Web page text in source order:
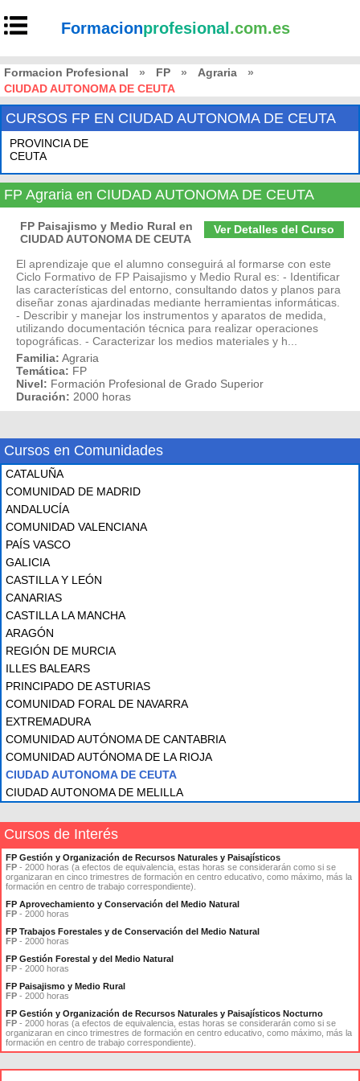
Formacionprofesional .com.es
Formacion Profesional » FP » Agraria
»
CIUDAD AUTONOMA DE CEUTA
CURSOS FP EN CIUDAD AUTONOMA DE CEUTA
PROVINCIA DE
CEUTA
FP Agraria en CIUDAD AUTONOMA DE CEUTA
Ver Detalles del Curso
FP Paisajismo y Medio Rural en
CIUDAD AUTONOMA DE CEUTA
El aprendizaje que el alumno conseguirá al formarse con este
Ciclo Formativo de FP Paisajismo y Medio Rural es: - Identificar
las características del entorno, consultando datos y planos para
diseñar zonas ajardinadas mediante herramientas informáticas.
- Describir y manejar los instrumentos y aparatos de medida,
utilizando documentación técnica para realizar operaciones
topográficas. - Caracterizar los medios materiales y h...
Familia: Agraria
Temática: FP
Nivel: Formación Profesional de Grado Superior
Duración: 2000 horas
Cursos en Comunidades
CATALUÑA
COMUNIDAD DE MADRID
ANDALUCÍA
COMUNIDAD VALENCIANA
PAÍS VASCO
GALICIA
CASTILLA Y LEÓN
CANARIAS
CASTILLA LA MANCHA
ARAGÓN
REGIÓN DE MURCIA
ILLES BALEARS
PRINCIPADO DE ASTURIAS
COMUNIDAD FORAL DE NAVARRA
EXTREMADURA
COMUNIDAD AUTÓNOMA DE CANTABRIA
COMUNIDAD AUTÓNOMA DE LA RIOJA
CIUDAD AUTONOMA DE CEUTA
CIUDAD AUTONOMA DE MELILLA
Cursos de Interés
FP Gestión y Organización de Recursos Naturales y Paisajísticos
FP - 2000 horas (a efectos de equivalencia, estas horas se considerarán como si se
organizaran en cinco trimestres de formación en centro educativo, como máximo, más la
formación en centro de trabajo correspondiente).
FP Aprovechamiento y Conservación del Medio Natural
FP - 2000 horas
FP Trabajos Forestales y de Conservación del Medio Natural
FP - 2000 horas
FP Gestión Forestal y del Medio Natural
FP - 2000 horas
FP Paisajismo y Medio Rural
FP - 2000 horas
FP Gestión y Organización de Recursos Naturales y Paisajísticos Nocturno
FP - 2000 horas (a efectos de equivalencia, estas horas se considerarán como si se
organizaran en cinco trimestres de formación en centro educativo, como máximo, más la
formación en centro de trabajo correspondiente).